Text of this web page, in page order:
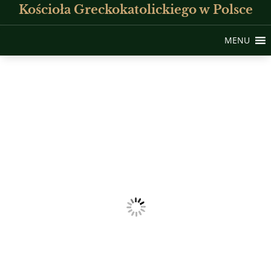
Kościoła Greckokatolickiego w Polsce
MENU